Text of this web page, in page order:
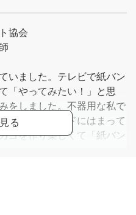
協会
いました。テレビで紙バン
「やってみたい！」と思
をしました。不器用な私で
んどん紙バンドにはまって
ゴを作り楽しくて「紙バン